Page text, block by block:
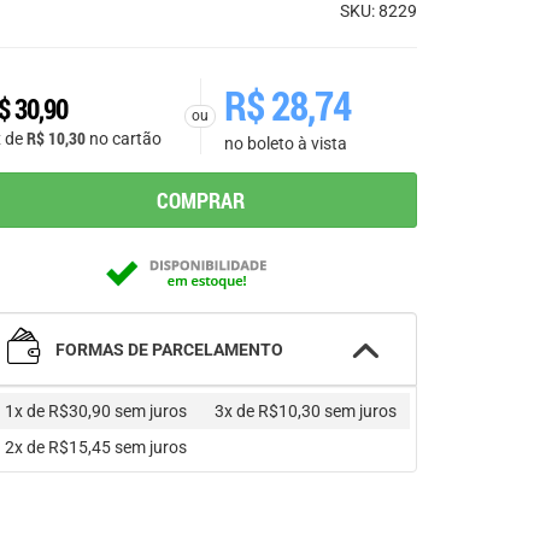
SKU: 8229
30,90
deR$ 10,30 no cartão
ou R$28,74
no boleto à vista
COMPRAR
FORMAS DE PARCELAMENTO
1x de R$30,90 sem juros
2x de R$15,45sem juros
3x de R$10,30 sem juros